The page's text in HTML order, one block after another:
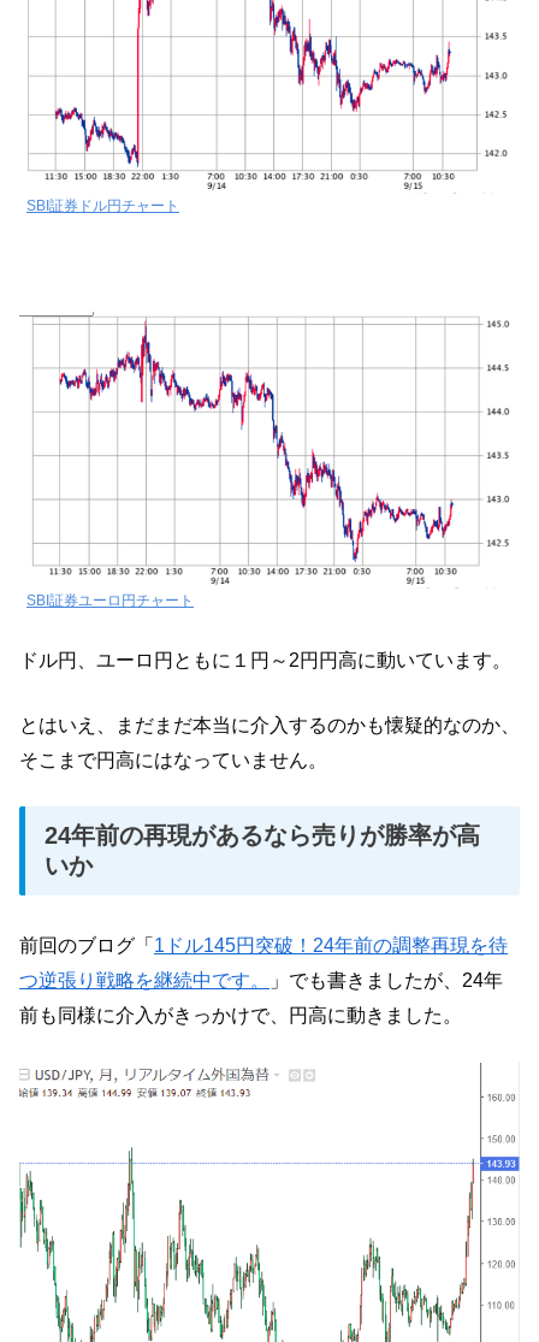
SBI証券ドル円チャート
SBI証券ユーロ円チャート
ドル円、ユーロ円ともに１円～2円円高に動いています。
とはいえ、まだまだ本当に介入するのかも懐疑的なのか、
そこまで円高にはなっていません。
24年前の再現があるなら売りが勝率が高
いか
前回のブログ「 1ドル145円突破！24年前の調整再現を待
つ逆張り戦略を継続中です。
」でも書きましたが、24年
前も同様に介入がきっかけで、円高に動きました。